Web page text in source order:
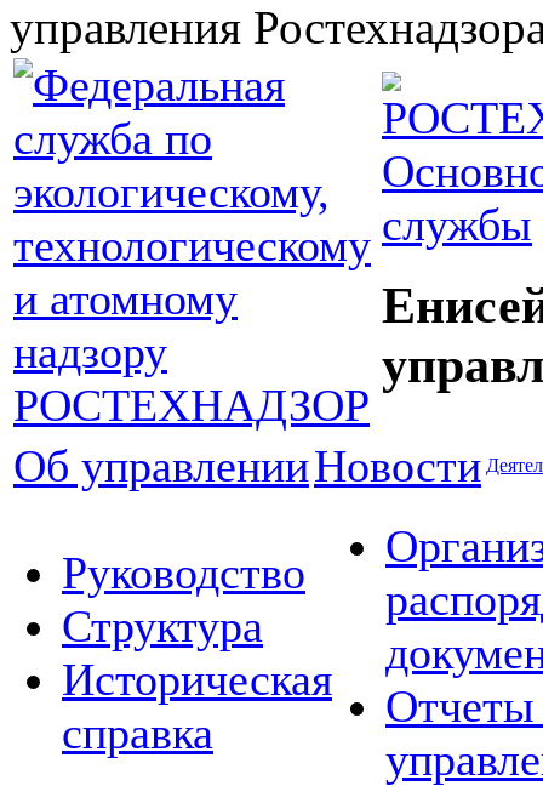
управления
службы
Об управленииНовости
Руководство
Структура
Историческая
справка
Отчеты